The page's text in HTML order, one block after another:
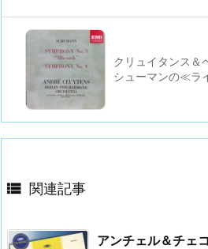
クリュイタンス＆
シューマンの≪ラ
 関連記事
アンチェル＆チェ